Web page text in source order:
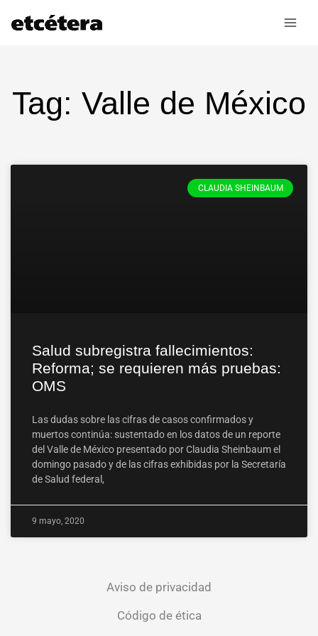
Tag: Valle de México
CLAUDIA SHEINBAUM
Salud subregistra fallecimientos:
Reforma; se requieren más pruebas:
OMS
Las dudas sobre las cifras de casos confirmados y
muertos continúa: sustentado en los datos de un reporte
del Valle de México presentado por Claudia Sheinbaum el
domingo pasado y de las cifras exhibidas por la Secretaría
de Salud federal,
9 mayo, 2020
Aviso de privacidad
Código de ética